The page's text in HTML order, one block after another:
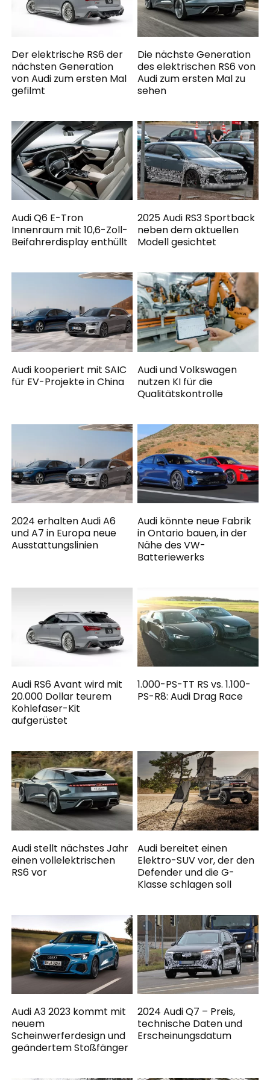
Der elektrische RS6 der
nächsten Generation
von Audi zum ersten Mal
gefilmt
Die nächste Generation
des elektrischen RS6 von
Audi zum ersten Mal zu
sehen
Audi Q6 E-Tron
Innenraum mit 10,6-Zoll-
Beifahrerdisplay enthüllt
2025 Audi RS3 Sportback
neben dem aktuellen
Modell gesichtet
Audi kooperiert mit SAIC
für EV-Projekte in China
Audi und Volkswagen
nutzen KI für die
Qualitätskontrolle
2024 erhalten Audi A6
und A7 in Europa neue
Ausstattungslinien
Audi könnte neue Fabrik
in Ontario bauen, in der
Nähe des VW-
Batteriewerks
Audi RS6 Avant wird mit
20.000 Dollar teurem
Kohlefaser-Kit
aufgerüstet
1.000-PS-TT RS vs. 1.100-
PS-R8: Audi Drag Race
Audi stellt nächstes Jahr
einen vollelektrischen
RS6 vor
Audi bereitet einen
Elektro-SUV vor, der den
Defender und die G-
Klasse schlagen soll
Audi A3 2023 kommt mit
neuem
Scheinwerferdesign und
geändertem Stoßfänger
2024 Audi Q7 – Preis,
technische Daten und
Erscheinungsdatum